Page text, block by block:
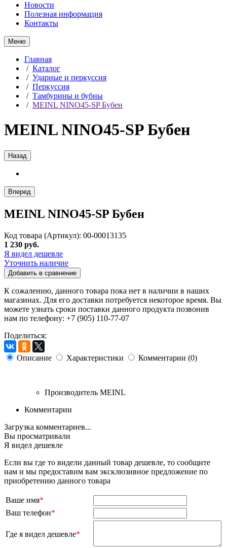
Новости
Полезная информация
Контакты
Меню
Главная
/ Каталог
/ Ударные и перкуссия
/ Перкуссия
/ Тамбурины и бубны
/ MEINL NINO45-SP Бубен
MEINL NINO45-SP Бубен
Назад
Вперед
MEINL NINO45-SP Бубен
Код товара (Артикул): 00-00013135
1 230 руб.
Я видел дешевле
Уточнить наличие
Добавить в сравнение
К сожалению, данного товара пока нет в наличии в наших
магазинах. Для его доставки потребуется некоторое время. Вы
можете узнать сроки поставки данного продукта позвонив
нам по телефону: +7 (905) 110-77-07
Поделиться:
Описание Характеристики Комментарии (0)
Производитель MEINL
Комментарии
Загрузка комментариев...
Вы просматривали
Я видел дешевле
Если вы где то видели данный товар дешевле, то сообщите
нам и мы предоставим вам эксклюзивное предложение по
приобретению данного товара
Ваше имя*
Ваш телефон*
Где я видел дешевле*